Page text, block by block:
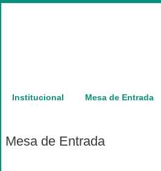
Institucional Mesa de Entrada
Mesa de Entrada